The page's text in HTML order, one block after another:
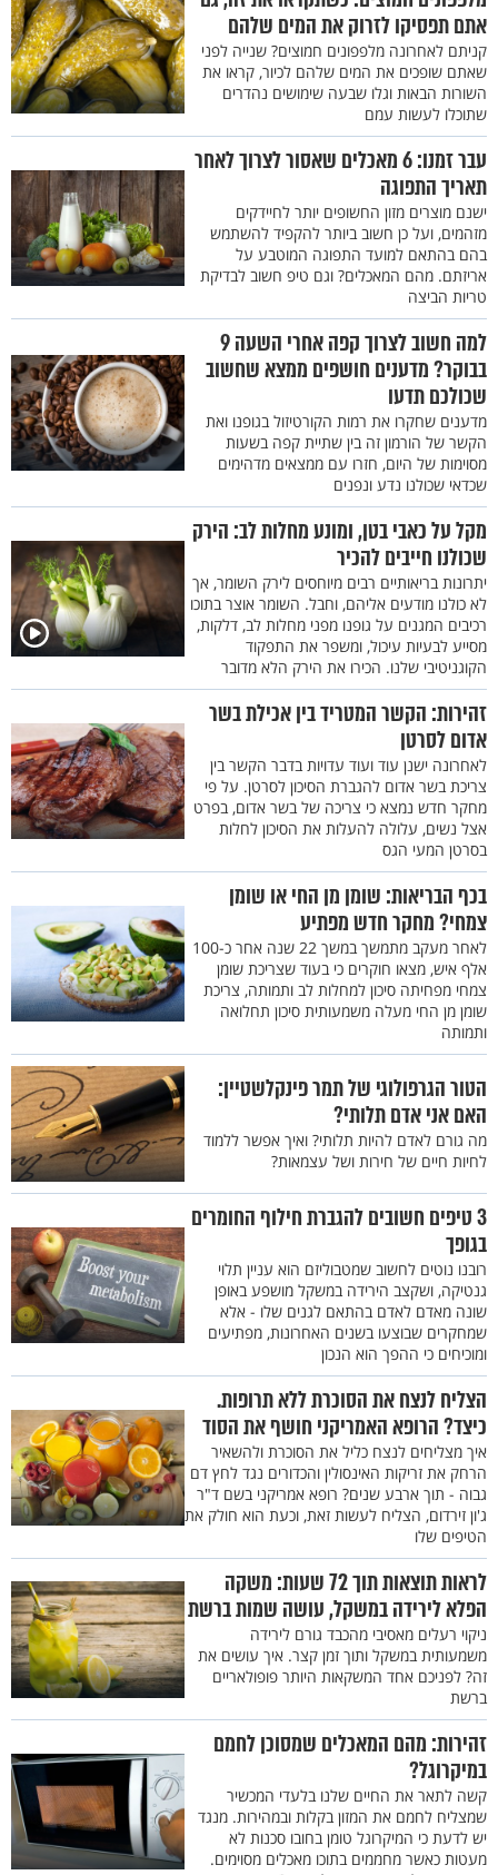
אתם תפסיקו לזרוק את המים שלהם
קניתם לאחרונה מלפפונים חמוצים? שנייה לפני
שאתם שופכים את המים שלהם לכיור, קראו את
השורות הבאות וגלו שבעה שימושים נהדרים
שתוכלו לעשות עמם
עבר זמנו: 6 מאכלים שאסור לצרוך לאחר
תאריך התפוגה
ישנם מוצרים מזון החשופים יותר לחיידקים
מזהמים, ועל כן חשוב ביותר להקפיד להשתמש
בהם בהתאם למועד התפוגה המוטבע על
אריזתם. מהם המאכלים? וגם טיפ חשוב לבדיקת
טריות הביצה
למה חשוב לצרוך קפה אחרי השעה 9
בבוקר? מדענים חושפים ממצא שחשוב
שכולכם תדעו
מדענים שחקרו את רמות הקורטיזול בגופנו ואת
הקשר של הורמון זה בין שתיית קפה בשעות
מסוימות של היום, חזרו עם ממצאים מדהימים
שכדאי שכולנו נדע ונפנים
מקל על כאבי בטן, ומונע מחלות לב: הירק
שכולנו חייבים להכיר
יתרונות בריאותיים רבים מיוחסים לירק השומר, אך
לא כולנו מודעים אליהם, וחבל. השומר אוצר בתוכו
רכיבים המגנים על גופנו מפני מחלות לב, דלקות,
מסייע לבעיות עיכול, ומשפר את התפקוד
הקוגניטיבי שלנו. הכירו את הירק הלא מדובר
זהירות: הקשר המטריד בין אכילת בשר
אדום לסרטן
לאחרונה ישנן עוד ועוד עדויות בדבר הקשר בין
צריכת בשר אדום להגברת הסיכון לסרטן. על פי
מחקר חדש נמצא כי צריכה של בשר אדום, בפרט
אצל נשים, עלולה להעלות את הסיכון לחלות
בסרטן המעי הגס
בכף הבריאות: שומן מן החי או שומן
צמחי? מחקר חדש מפתיע
לאחר מעקב מתמשך במשך 22 שנה אחר כ-100
אלף איש, מצאו חוקרים כי בעוד שצריכת שומן
צמחי מפחיתה סיכון למחלות לב ותמותה, צריכת
שומן מן החי מעלה משמעותית סיכון תחלואה
ותמותה
הטור הגרפולוגי של תמר פינקלשטיין:
האם אני אדם תלותי?
מה גורם לאדם להיות תלותי? ואיך אפשר ללמוד
לחיות חיים של חירות ושל עצמאות?
3 טיפים חשובים להגברת חילוף החומרים
בגופך
רובנו נוטים לחשוב שמטבוליזם הוא עניין תלוי
גנטיקה, ושקצב הירידה במשקל מושפע באופן
שונה מאדם לאדם בהתאם לגנים שלו - אלא
שמחקרים שבוצעו בשנים האחרונות, מפתיעים
ומוכיחים כי ההפך הוא הנכון
הצליח לנצח את הסוכרת ללא תרופות.
כיצד? הרופא האמריקני חושף את הסוד
איך מצליחים לנצח כליל את הסוכרת ולהשאיר
הרחק את זריקות האינסולין והכדורים נגד לחץ דם
גבוה - תוך ארבע שנים? רופא אמריקני בשם ד"ר
ג'ון זירדום, הצליח לעשות זאת, וכעת הוא חולק את
הטיפים שלו
לראות תוצאות תוך 72 שעות: משקה
הפלא לירידה במשקל, עושה שמות ברשת
ניקוי רעלים מאסיבי מהכבד גורם לירידה
משמעותית במשקל ותוך זמן קצר. איך עושים את
זה? לפניכם אחד המשקאות היותר פופולאריים
ברשת
זהירות: מהם המאכלים שמסוכן לחמם
במיקרוגל?
קשה לתאר את החיים שלנו בלעדי המכשיר
שמצליח לחמם את המזון בקלות ובמהירות. מנגד
יש לדעת כי המיקרוגל טומן בחובו סכנות לא
מעטות כאשר מחממים בתוכו מאכלים מסוימים.